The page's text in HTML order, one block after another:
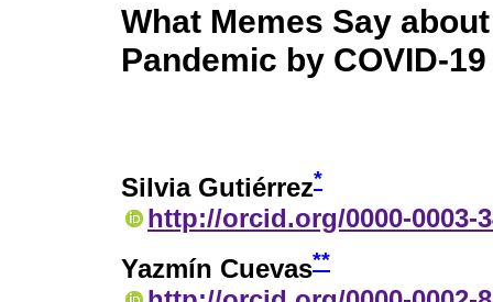
What Memes Say
Pandemic by COVID-19
Silvia Gutiérrez*
http://orcid.org/0000-0003-
Yazmín Cuevas**